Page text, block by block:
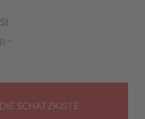
*
SCHATZKISTELEGEN